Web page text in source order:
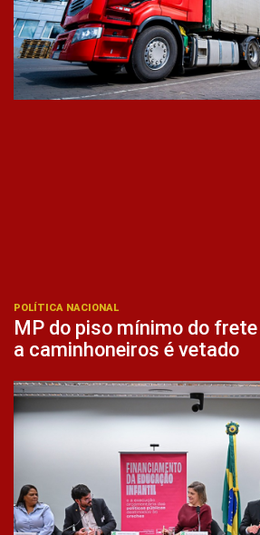
POLÍTICA NACIONAL
MP do piso mínimo do
a caminhoneiros é vetado